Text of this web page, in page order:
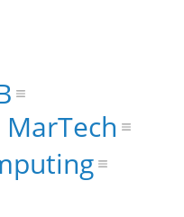
MarTech